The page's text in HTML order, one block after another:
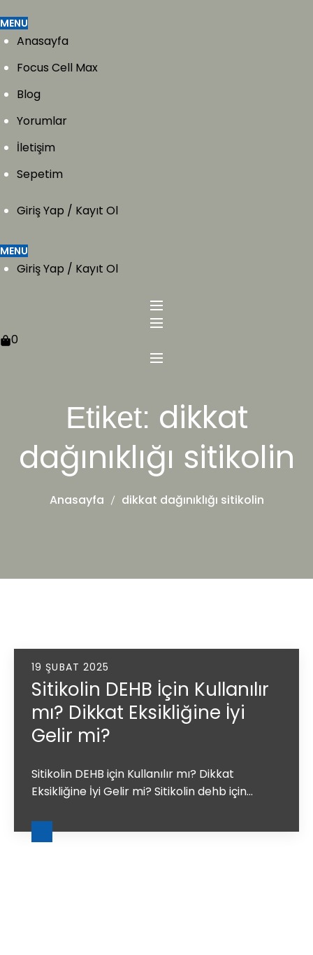
MENU
Anasayfa
Focus Cell Max
Blog
Yorumlar
İletişim
Sepetim
Giriş Yap / Kayıt Ol
MENU
Giriş Yap / Kayıt Ol
0
Etiket: dikkat
dağınıklığı sitikolin
Anasayfa dikkat dağınıklığı sitikolin
19 ŞUBAT 2025
Sitikolin DEHB İçin Kullanılır
mı? Dikkat Eksikliğine İyi
Gelir mi?
Sitikolin DEHB için Kullanılır mı? Dikkat
Eksikliğine İyi Gelir mi? Sitikolin dehb için...